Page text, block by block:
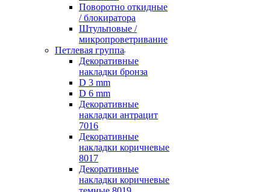
Поворотно откидные
/ блокиратора
Штульповые /
микропроветривание
Петлевая группа
Декоративные
накладки бронза
D 3 mm
D 6 mm
Декоративные
накладки антрацит
7016
Декоративные
накладки коричневые
8017
Декоративные
накладки коричневые